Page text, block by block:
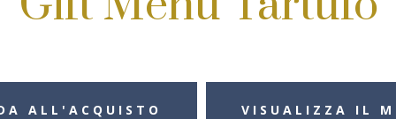
ALL'ACQUISTO VISUALIZZA IL